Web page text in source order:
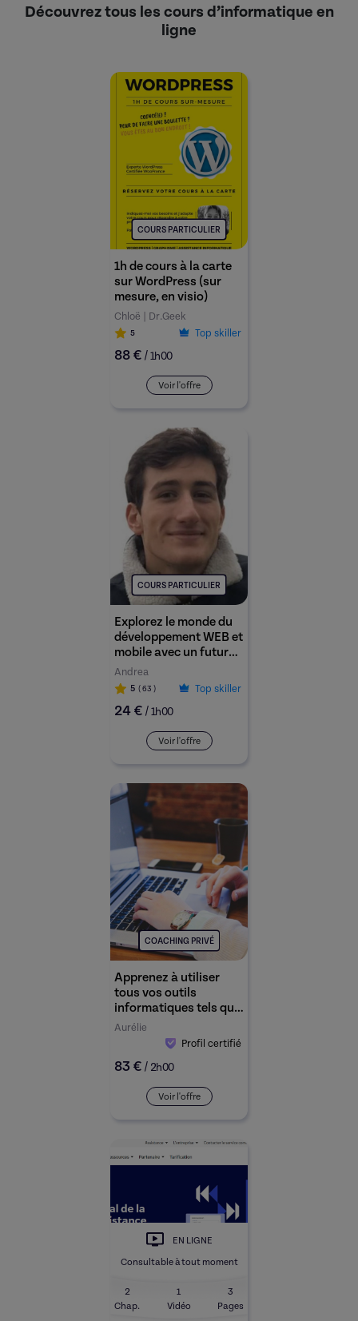
Ne laissez pas la technologie vous distancer, inscrivez-
vous dès maintenant à nos cours d’informatique et
devenez acteur de l’ère numérique !
Découvrez tous les cours d’informatique en
ligne
COURS PARTICULIER
1h de cours à la carte
sur WordPress (sur
mesure, en visio)
Chloë | Dr.Geek
5 Top skiller
88 € /1h00
Voir l'offre
COURS PARTICULIER
Explorez le monde du
développement WEB et
mobile avec un futur
ingénieur : Cours pour
débutants, créez vos
premiers sites et
applications avec
expertise !
Andrea
5 ( 63 ) Top skiller
24 € /1h00
Voir l'offre
COACHING PRIVÉ
Apprenez à utiliser
tous vos outils
informatiques tels que
tablette, mobile, mac
Aurélie
Profil certifié
83 € / 2h00
Voir l'offre
EN LIGNE
Consultable à tout moment
2
Chap.
1
Vidéo
3
Pages